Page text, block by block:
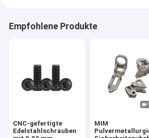
Empfohlene Produkte
CNC-gefertigte
Edelstahlschrauben
MIM